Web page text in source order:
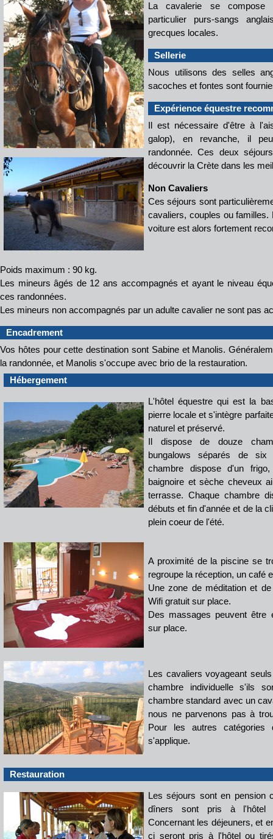
La cavalerie se compose
particulier purs-sangs
grecques locales.
Sellerie
Nous utilisons des selles
sacoches et fontes sont
Expérience équestre
Il est nécessaire d'être à
galop), en revanche, il
randonnée. Ces deux
découvrir la Crète dans les
Non Cavaliers
Ces séjours sont
cavaliers, couples ou familles.
voiture est alors fortement
Poids maximum : 90 kg.
Les mineurs âgés de 12 ans accompagnés et ayant le niveau
ces randonnées.
Les mineurs non accompagnés par un adulte cavalier ne sont pas
Encadrement
Vos hôtes pour cette destination sont Sabine et Manolis.
la randonnée, et Manolis s'occupe avec brio de la restauration.
Hébergement
L'hôtel équestre qui est la
pierre locale et s'intègre
naturel et préservé.
Il dispose de douze
bungalows séparés de six
chambre dispose d'un
baignoire et sèche cheveux
terrasse. Chaque chambre
débuts et fin d'année et de la
plein coeur de l'été.
A proximité de la piscine se
regroupe la réception, un café
Une zone de méditation et
Wifi gratuit sur place.
Des massages peuvent être
sur place.
Les cavaliers voyageant
chambre individuelle s'ils
chambre standard avec un
nous ne parvenons pas à
Pour les autres catégories
s'applique.
Restauration
Les séjours sont en pension
dîners sont pris à l'hôtel
Concernant les déjeuners, et
ci seront pris à l'hôtel ou